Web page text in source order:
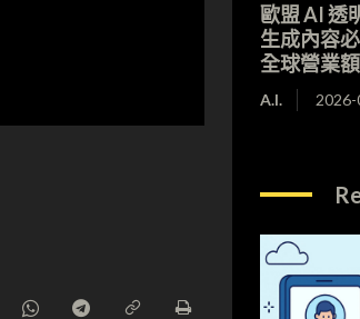
歐盟 AI 透
生成內容
全球營業
A.I.